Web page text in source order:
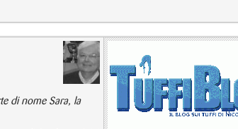
di nome Sara, la